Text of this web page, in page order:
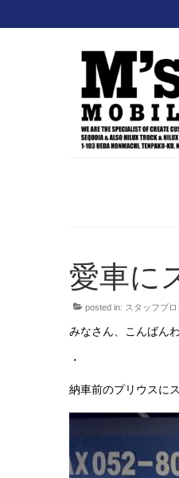
愛車に
posted in: スタッフブロ
みなさん、こんばん
・
納車前のプリウスに